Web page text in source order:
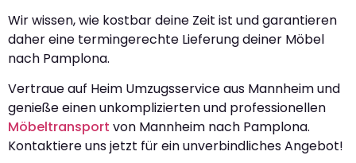
Wir wissen, wie kostbar deine Zeit ist und garantieren
daher eine termingerechte Lieferung deiner Möbel
nach Pamplona.
Vertraue auf Heim Umzugsservice aus Mannheim und
genieße einen unkomplizierten und professionellen
Möbeltransport von Mannheim nach Pamplona.
Kontaktiere uns jetzt für ein unverbindliches Angebot!